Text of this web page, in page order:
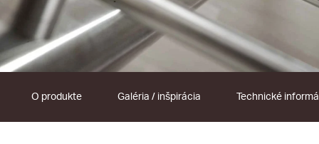
O produkte Galéria / inšpirácia Technické